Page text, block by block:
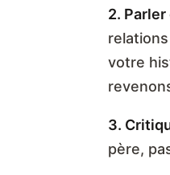
2. Parler
votre
3.
père,